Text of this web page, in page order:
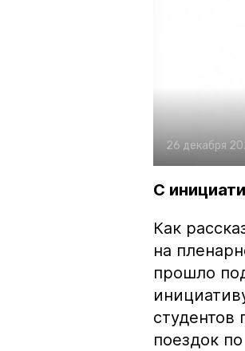
26 декабря
С
Как
на
прошло
студентов
поездок